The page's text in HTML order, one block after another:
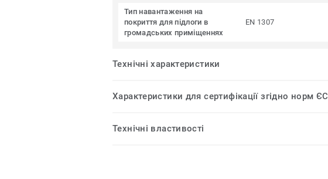
Тип навантаження на
покриття для підлоги в
громадських приміщеннях
EN 1307
Технічні характеристики
Характеристики для сертифікації згідно норм ЄС
Технічні властивості